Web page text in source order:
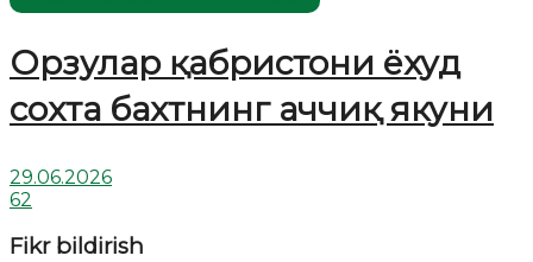
Орзулар қабристони ёхуд
сохта бахтнинг аччиқ якуни
29.06.2026
62
Fikr bildirish